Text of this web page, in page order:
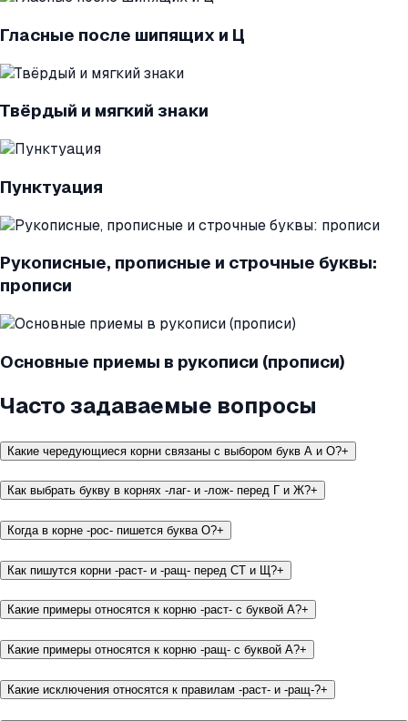
Гласные после шипящих и Ц
Твёрдый и мягкий знаки
Пунктуация
Рукописные, прописные и строчные буквы:
прописи
Основные приемы в рукописи (прописи)
Часто задаваемые вопросы
Какие чередующиеся корни связаны с выбором букв А и О?+
Как выбрать букву в корнях -лаг- и -лож- перед Г и Ж?+
Когда в корне -рос- пишется буква О?+
Как пишутся корни -раст- и -ращ- перед СТ и Щ?+
Какие примеры относятся к корню -раст- с буквой А?+
Какие примеры относятся к корню -ращ- с буквой А?+
Какие исключения относятся к правилам -раст- и -ращ-?+